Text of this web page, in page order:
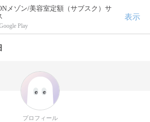
メゾン/美容室定額（サブスク）サ
Play
表示
プロフィール